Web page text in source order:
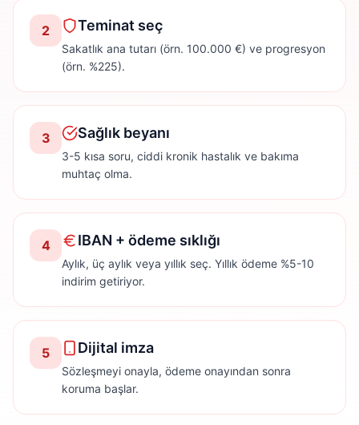
2 Teminat seç
Sakatlık ana tutarı (örn. 100.000 €) ve progresyon
(örn. %225).
3 Sağlık beyanı
3-5 kısa soru, ciddi kronik hastalık ve bakıma
muhtaç olma.
4 IBAN + ödeme sıklığı
Aylık, üç aylık veya yıllık seç. Yıllık ödeme %5-10
indirim getiriyor.
5 Dijital imza
Sözleşmeyi onayla, ödeme onayından sonra
koruma başlar.